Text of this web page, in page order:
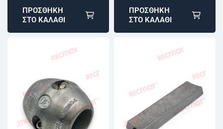
ΠΡΟΣΘΉΚΗ
ΣΤΟ ΚΑΛΆΘΙ
ΠΡΟΣΘΉΚΗ
ΣΤΟ ΚΑΛΆΘΙ